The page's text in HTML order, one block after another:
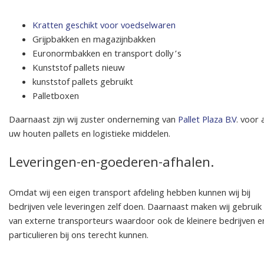
Kratten geschikt voor voedselwaren
Grijpbakken en magazijnbakken
Euronormbakken en transport dolly’s
Kunststof pallets nieuw
kunststof pallets gebruikt
Palletboxen
Daarnaast zijn wij zuster onderneming van Pallet Plaza B.V. voor
uw houten pallets en logistieke middelen.
Leveringen-en-goederen-afhalen.
Omdat wij een eigen transport afdeling hebben kunnen wij bij
bedrijven vele leveringen zelf doen. Daarnaast maken wij gebruik
van externe transporteurs waardoor ook de kleinere bedrijven
particulieren bij ons terecht kunnen.